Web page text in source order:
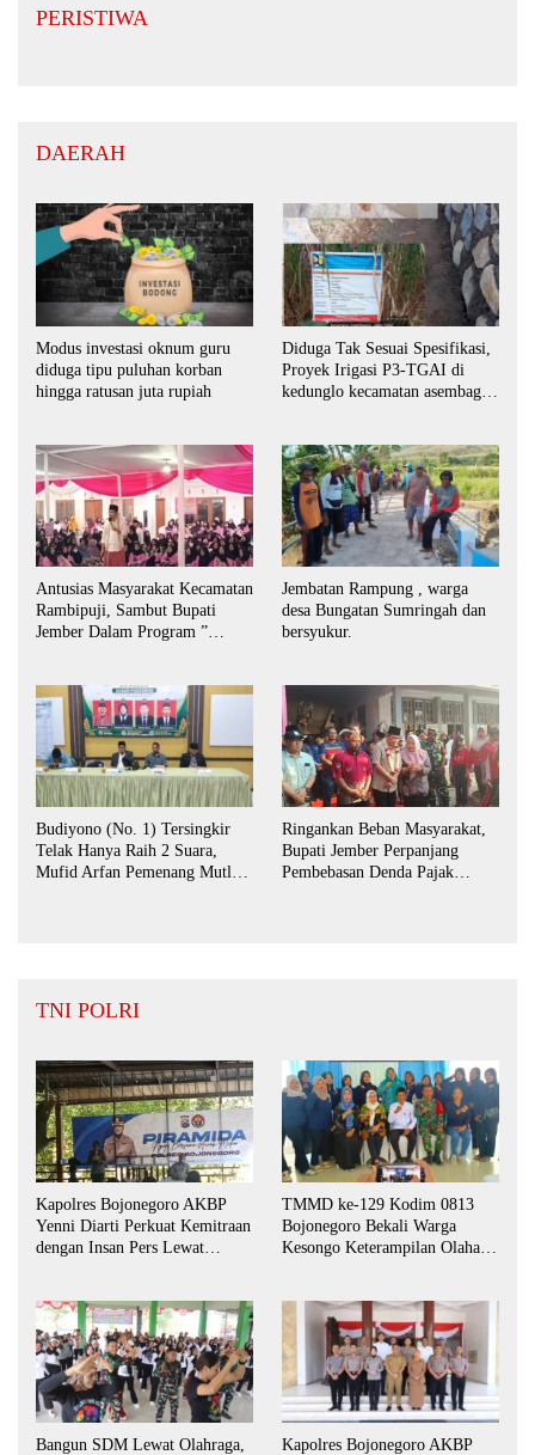
PERISTIWA
DAERAH
Modus investasi oknum guru
diduga tipu puluhan korban
hingga ratusan juta rupiah
Diduga Tak Sesuai Spesifikasi,
Proyek Irigasi P3-TGAI di
kedunglo kecamatan asembagus
Antusias Masyarakat Kecamatan
Rambipuji, Sambut Bupati
Jember Dalam Program ”
Jembatan Rampung , warga
desa Bungatan Sumringah dan
bersyukur.
Budiyono (No. 1) Tersingkir
Telak Hanya Raih 2 Suara,
Mufid Arfan Pemenang Mutlak
Ringankan Beban Masyarakat,
Bupati Jember Perpanjang
Pembebasan Denda Pajak
TNI POLRI
Kapolres Bojonegoro AKBP
Yenni Diarti Perkuat Kemitraan
dengan Insan Pers Lewat
TMMD ke-129 Kodim 0813
Bojonegoro Bekali Warga
Kesongo Keterampilan Olahan
Bangun SDM Lewat Olahraga,
Kapolres Bojonegoro AKBP